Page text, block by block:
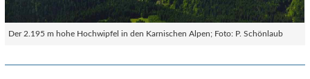
Der 2.195 m hohe Hochwipfel in den Karnischen Alpen; Foto: P. Schönlaub